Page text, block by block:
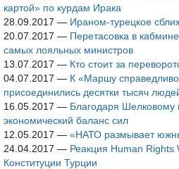
картой» по курдам Ирака
28.09.2017 — Ираном-турецкое
20.07.2017 — Перетасовка в
самых лояльных министров
13.07.2017 — Кто стоит за
04.07.2017 — К «Маршу
присоединились десятки тысяч
16.05.2017 — Благодаря Шелковому
экономический баланс сил
12.05.2017 — «НАТО размывает
24.04.2017 — Реакция Human Rights
Конституции Турции